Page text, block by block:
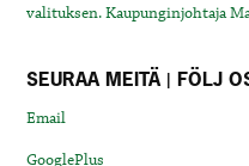
valituksen. Kaupunginjohtaja
SEURAA MEITÄ | FÖLJ
Email
GooglePlus